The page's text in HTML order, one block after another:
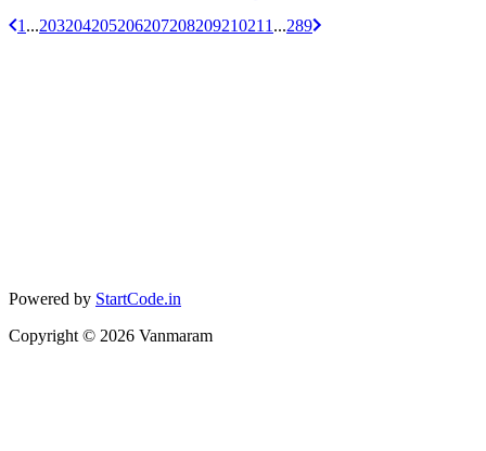
1 ...203204205206207208209210211 ...289
Powered by StartCode.in
Copyright © 2026 Vanmaram